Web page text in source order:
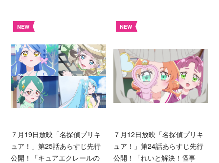
NEW
７月19日放映「名探偵プリキ
ュア！」第25話あらすじ先行
公開！「キュアエクレールの
NEW
７月12日放映「名探偵プリキ
ュア！」第24話あらすじ先行
公開！「れいと解決！怪事